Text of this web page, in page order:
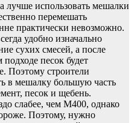
лучше использовать мешалки
перемешать
практически невозможно.
удобно изначально
сухих смесей, а после
подходе песок будет
Поэтому строители
в мешалку большую часть
песок и щебень.
слабее, чем М400, однако
Поэтому, нужно